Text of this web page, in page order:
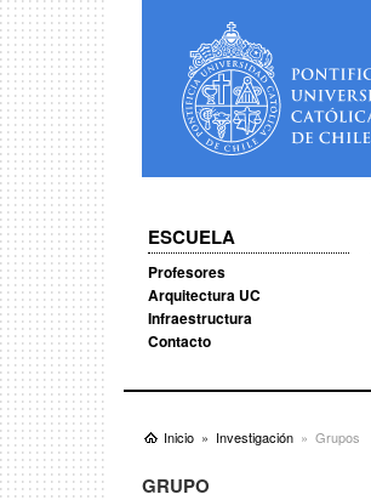
ESCUELA
Profesores
Arquitectura UC
Infraestructura
Contacto
Inicio Investigación Grupos
GRUPO